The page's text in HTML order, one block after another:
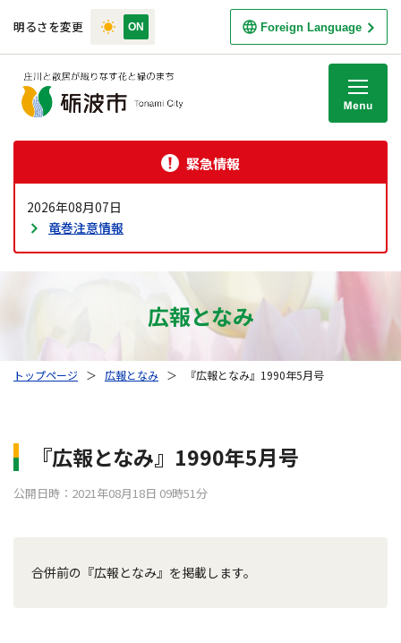
明るさを変更 Foreign Language
緊急情報
2026年08月07日
竜巻注意情報
広報となみ
トップページ ＞ 広報となみ ＞ 『広報となみ』1990年5月号
『広報となみ』1990年5月号
公開日時：2021年08月18日 09時51分
合併前の『広報となみ』を掲載します。